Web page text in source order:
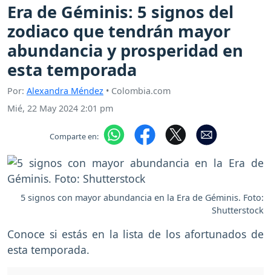
Era de Géminis: 5 signos del
zodiaco que tendrán mayor
abundancia y prosperidad en
esta temporada
Por: Alexandra Méndez • Colombia.com
Mié, 22 May 2024 2:01 pm
Comparte en:
5 signos con mayor abundancia en la Era de Géminis. Foto:
Shutterstock
Conoce si estás en la lista de los afortunados de
esta temporada.